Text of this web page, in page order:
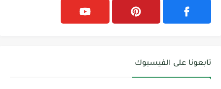
تابعونا على الفيسبوك